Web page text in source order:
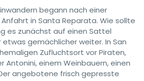
begann nach einer
in Santa Reparata. Wie sollte
es zunächst auf einen Sattel
gemächlicher weiter. In San
Zufluchtsort vor Piraten,
Antonini, einem Weinbauern, einen
angebotene frisch gepresste